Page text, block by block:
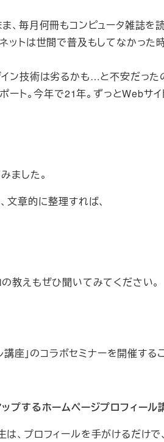
、毎月何冊もコンピュータ雑誌
ットは世間で普及もしてなかっ
ン技術は劣るかも…と不安だっ
ート。今年で21年。ずっとWebサ
ました。
文章的に整理すれば、
教えもぜひ聞いてみてください。
座」のコラボセミナーを開催する
プするホームページプロフィール
、プロフィールを手がけるだけで